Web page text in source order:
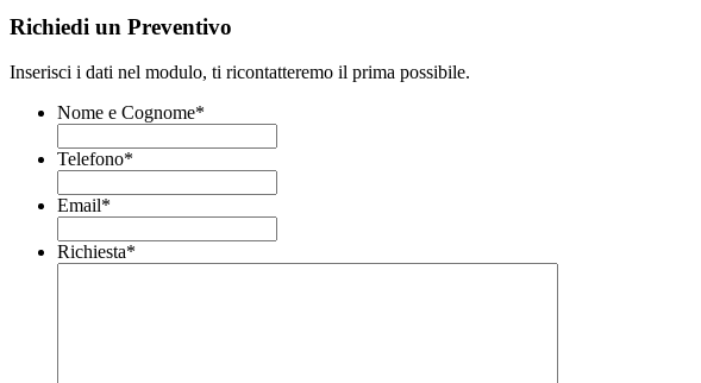
Richiedi un Preventivo
Inserisci i dati nel modulo, ti ricontatteremo il prima possibile.
Nome e Cognome*
Telefono*
Email*
Richiesta*